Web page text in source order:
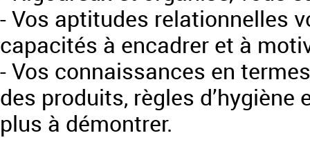
- Vos aptitudes relationnelles
capacités à encadrer et à
- Vos connaissances en
des produits, règles
plus à démontrer.